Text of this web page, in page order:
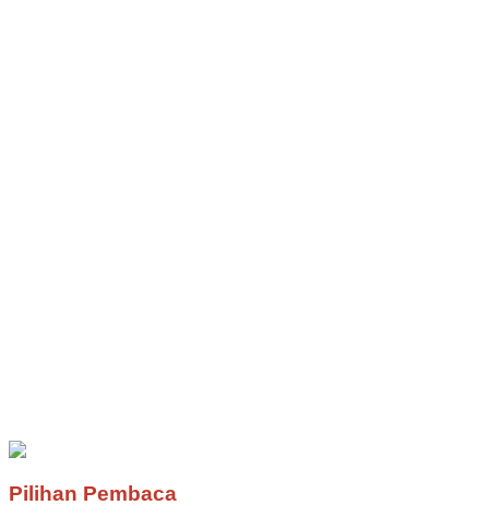
Pilihan Pembaca